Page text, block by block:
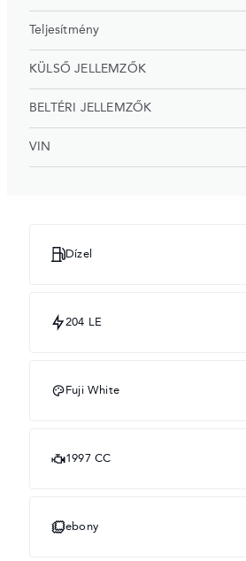
Teljesítmény
KÜLSŐ JELLEMZŐK
BELTÉRI JELLEMZŐK
VIN
Dízel
204 LE
Fuji White
1997 CC
ebony